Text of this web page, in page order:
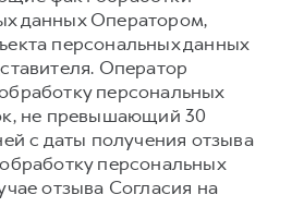
данных Оператором,
персональных данных
Оператор
персональных
не превышающий 30
с даты получения отзыва
персональных
отзыва Согласия на